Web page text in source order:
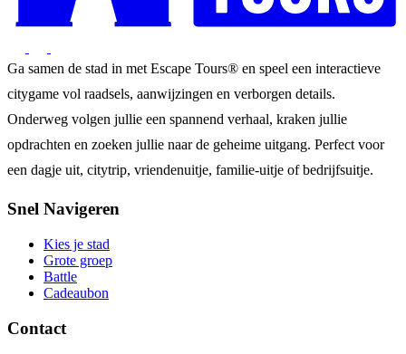
Ga samen de stad in met Escape Tours® en speel een interactieve
citygame vol raadsels, aanwijzingen en verborgen details.
Onderweg volgen jullie een spannend verhaal, kraken jullie
opdrachten en zoeken jullie naar de geheime uitgang. Perfect voor
een dagje uit, citytrip, vriendenuitje, familie-uitje of bedrijfsuitje.
Snel Navigeren
Kies je stad
Grote groep
Battle
Cadeaubon
Contact